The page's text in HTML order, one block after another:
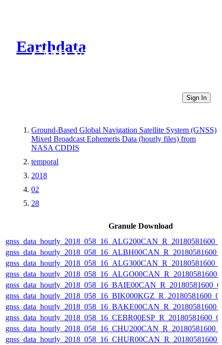
Earthdata
CMR Virtual Directories
Sign In
Ground-Based Global Navigation Satellite System (GNSS)
Mixed Broadcast Ephemeris Data (hourly files) from
NASA CDDIS
temporal
2018
02
28
Granule Download